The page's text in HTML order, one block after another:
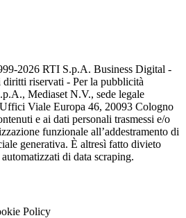
2026 RTI S.p.A. Business Digital -
riservati - Per la pubblicità
Mediaset N.V., sede legale
Viale Europa 46, 20093 Cologno
e ai dati personali trasmessi e/o
funzionale all’addestramento di
generativa. È altresì fatto divieto
di data scraping.
Policy